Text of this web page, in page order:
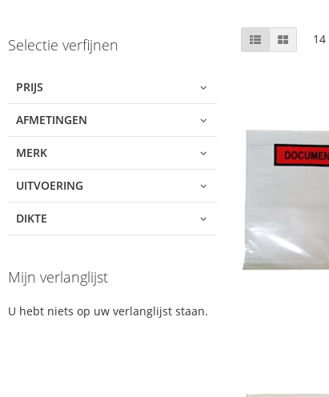
to
list
Selectie verfijnen
PRIJS
AFMETINGEN
MERK
UITVOERING
DIKTE
Tonen
als
Lijst Foto-
tabel
14
Mijn verlanglijst
U hebt niets op uw verlanglijst staan.